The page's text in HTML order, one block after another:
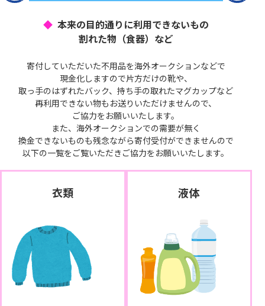
本来の目的通りに利用できないもの
割れた物（食器）など
寄付していただいた不用品を海外オークションなどで
現金化しますので片方だけの靴や、
取っ手のはずれたバック、持ち手の取れたマグカップなど
再利用できない物もお送りいただけませんので、
ご協力をお願いいたします。
また、海外オークションでの需要が無く
換金できないものも残念ながら寄付受付ができませんので
以下の一覧をご覧いただきご協力をお願いいたします。
衣類 液体